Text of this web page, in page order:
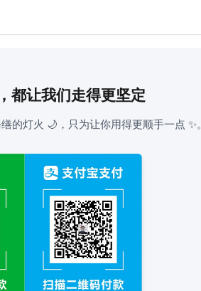
都让我们走得更坚定
的灯火 🌙，只为让你用得更顺手一点 ✨。